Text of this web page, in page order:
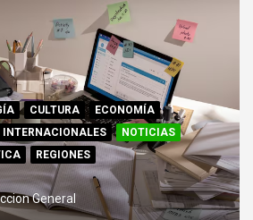
CULTURA
ECONOMÍA
INTERNACIONALES
NOTICIAS
REGIONES
General